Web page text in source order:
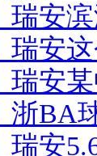
瑞安
瑞安
瑞安
浙BA
瑞安